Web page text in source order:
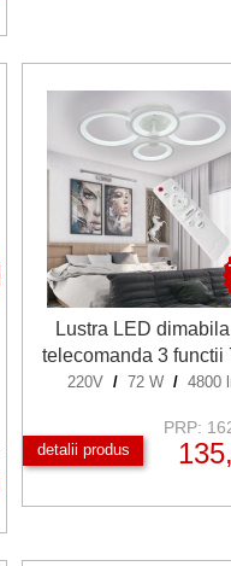
Lustra LED
telecomanda 3 functii
220V / 72 W / 4800
detalii produs
PRP:
135,